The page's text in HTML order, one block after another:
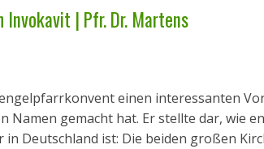
| Pfr. Dr. Martens
einen interessanten
Namen gemacht hat. Er stellte dar, wie
Deutschland ist: Die beiden großen